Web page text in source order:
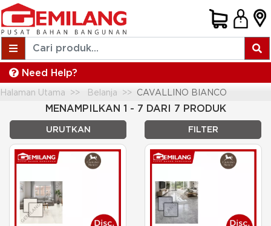
Need Help?
Halaman Utama Belanja CAVALLINO BIANCO
MENAMPILKAN 1 - 7 DARI 7 PRODUK
URUTKAN FILTER